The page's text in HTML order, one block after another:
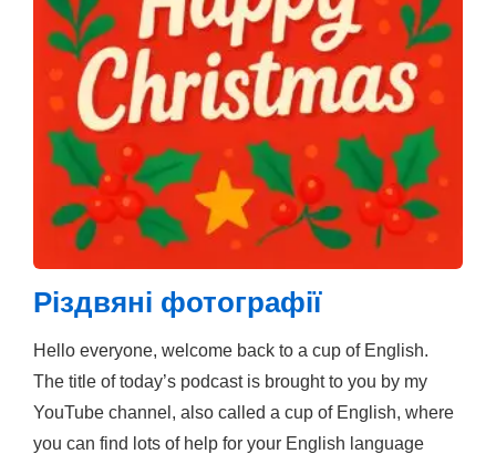
Різдвяні фотографії
Hello everyone, welcome back to a cup of English.
The title of today’s podcast is brought to you by my
YouTube channel, also called a cup of English, where
you can find lots of help for your English language